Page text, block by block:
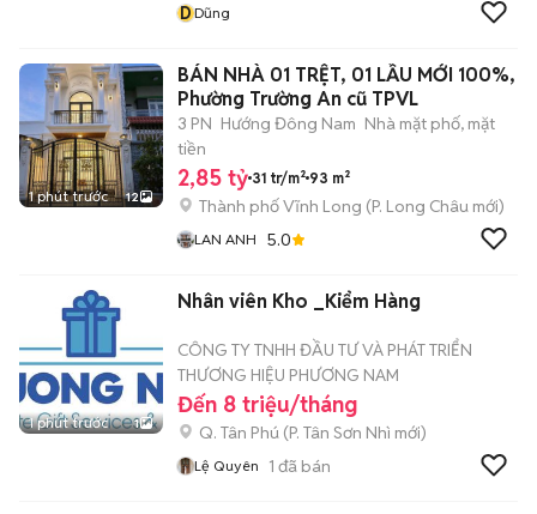
DDũng
1 phút trước 12
BÁN NHÀ 01 TRỆT, 01 LẦU MỚI 100%,
Phường Trường An cũ TPVL
3 PN Hướng Đông Nam Nhà mặt phố, mặt
tiền
2,85 tỷ 31 tr/m² 93 m²
Thành phố Vĩnh Long (P. Long Châu mới)
LAN ANH 5.0
1 phút trước 1
Nhân viên Kho _Kiểm Hàng
CÔNG TY TNHH ĐẦU TƯ VÀ PHÁT TRIỂN
THƯƠNG HIỆU PHƯƠNG NAM
Đến 8 triệu/tháng
Q. Tân Phú (P. Tân Sơn Nhì mới)
Lệ Quyên 1 đã bán